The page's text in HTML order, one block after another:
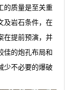
的质量是至关重
及岩石条件，在
在提前预演，并
佳的炮孔布局和
少不必要的爆破